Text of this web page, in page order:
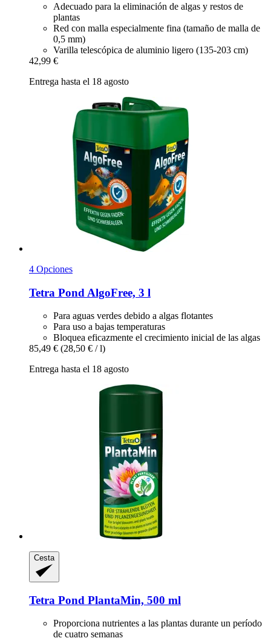
Adecuado para la eliminación de algas y restos de
plantas
Red con malla especialmente fina (tamaño de malla de
0,5 mm)
Varilla telescópica de aluminio ligero (135-203 cm)
42,99 €
Entrega hasta el 18 agosto
4 Opciones
Tetra Pond AlgoFree, 3 l
Para aguas verdes debido a algas flotantes
Para uso a bajas temperaturas
Bloquea eficazmente el crecimiento inicial de las algas
85,49 € (28,50 € / l)
Entrega hasta el 18 agosto
Cesta
Tetra Pond PlantaMin, 500 ml
Proporciona nutrientes a las plantas durante un período
de cuatro semanas